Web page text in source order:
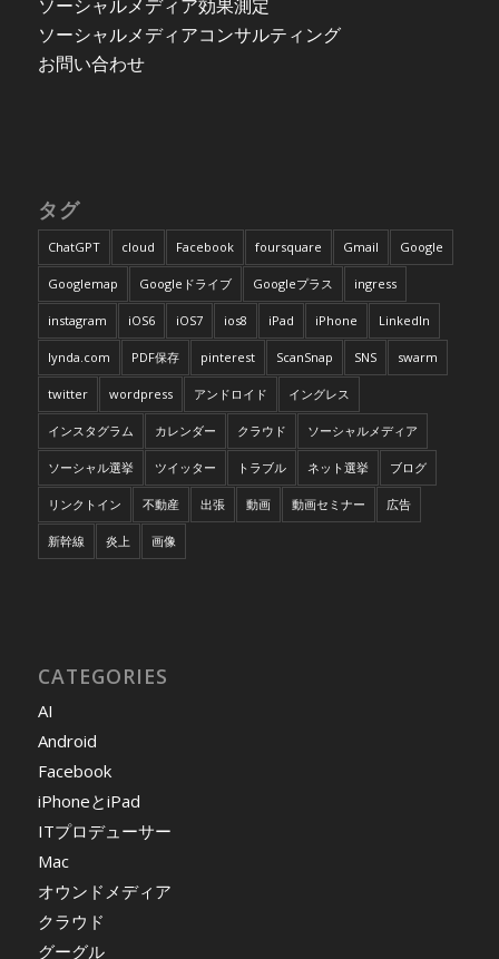
ソーシャルメディア効果測定
ソーシャルメディアコンサルティング
お問い合わせ
タグ
ChatGPT cloud Facebook foursquare Gmail Google
Googlemap Googleドライブ Googleプラス ingress
instagram iOS6 iOS7 ios8 iPad iPhone LinkedIn
lynda.com PDF保存 pinterest ScanSnap SNS swarm
twitter wordpress アンドロイド イングレス
インスタグラム カレンダー クラウド ソーシャルメディア
ソーシャル選挙 ツイッター トラブル ネット選挙 ブログ
リンクトイン 不動産 出張 動画 動画セミナー 広告
新幹線 炎上 画像
CATEGORIES
AI
Android
Facebook
iPhoneとiPad
ITプロデューサー
Mac
オウンドメディア
クラウド
グーグル